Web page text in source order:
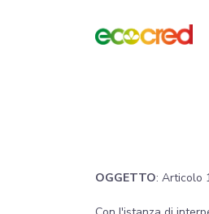
OGGETTO: Articolo